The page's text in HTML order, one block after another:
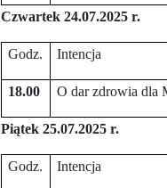
Czwartek 24.07.2025 r.
Godz. Intencja
18.00 O dar zdrowia dla
Piątek 25.07.2025 r.
Godz. Intencja